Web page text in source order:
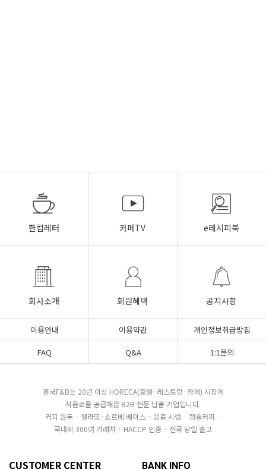
한컵레터 카페TV e레시피북
회사소개 회원혜택 공지사항
이용안내 이용약관
개인정보취급방침
FAQ
Q&A 1:1문의
흥국F&B는 20년 이상 HORECA(호텔·레스토랑·카페) 시장에
식음료를 공급해온 B2B 전문 납품 기업입니다.
커피 원두 · 젤라또·소르베 베이스 · 음료 시럽 · 캡슐커피 ·
국내외 300여 거래처 · HACCP 인증 · 전국 당일 출고
CUSTOMER CENTER BANK INFO